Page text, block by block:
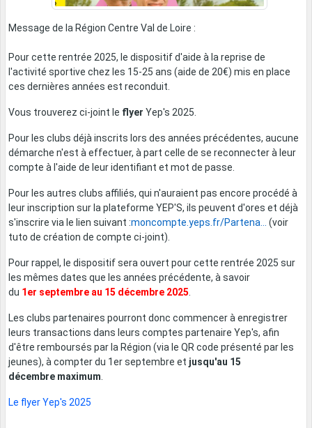
Message de la Région Centre Val de Loire :
Pour cette rentrée 2025, le dispositif d'aide à la reprise de
l'activité sportive chez les 15-25 ans (aide de 20€) mis en place
ces dernières années est reconduit.
Vous trouverez ci-joint le flyer Yep's 2025.
Pour les clubs déjà inscrits lors des années précédentes, aucune
démarche n'est à effectuer, à part celle de se reconnecter à leur
compte à l'aide de leur identifiant et mot de passe.
Pour les autres clubs affiliés, qui n'auraient pas encore procédé à
leur inscription sur la plateforme YEP'S, ils peuvent d'ores et déjà
s'inscrire via le lien suivant :moncompte.yeps.fr/Partena...
(voir
tuto de création de compte ci-joint).
Pour rappel, le dispositif sera ouvert pour cette rentrée 2025 sur
les mêmes dates que les années précédente, à savoir
du 1er septembre au 15 décembre 2025
Les clubs partenaires pourront donc commencer à enregistrer
leurs transactions dans leurs comptes partenaire Yep's, afin
d'être remboursés par la Région (via le QR code présenté par les
jeunes), à compter du 1er septembre et jusqu'au 15
décembre maximum
Le flyer Yep's 2025